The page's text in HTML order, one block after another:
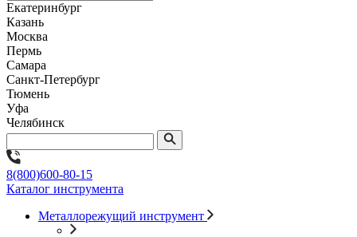
Екатеринбург
Казань
Москва
Пермь
Самара
Санкт-Петербург
Тюмень
Уфа
Челябинск
8(800)600-80-15
Каталог инструмента
Металлорежущий инструмент